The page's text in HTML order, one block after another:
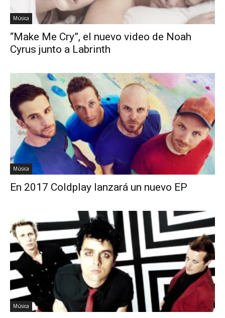
Música
“Make Me Cry”, el nuevo video de Noah
Cyrus junto a Labrinth
Música
En 2017 Coldplay lanzará un nuevo EP
Música